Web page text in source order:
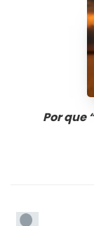
Por que